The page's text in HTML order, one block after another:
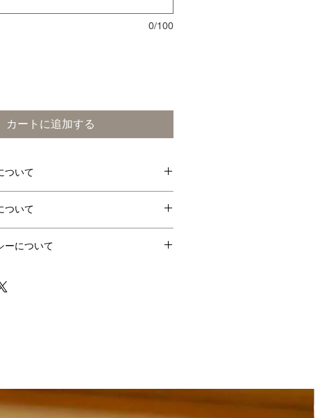
0/100
カートに追加する
ついて
卵
ついて
・水・木（10時〜売切れまで）
ーについて
ご注文頂いた商品に品間違えや不良
せて頂く場合がございますので、ご
ます。